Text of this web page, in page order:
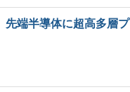
先端半導体に超高多層